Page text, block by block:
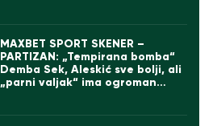
MAXBET SPORT SKENER –
PARTIZAN: „Tempirana bomba“
Demba Sek, Aleskić sve bolji, ali
„parni valjak“ ima ogroman